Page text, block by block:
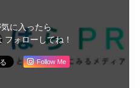
に入ったら
フォローしてね！
Follow Me